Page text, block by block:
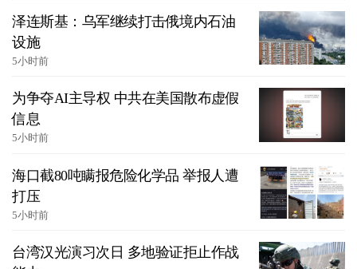
泽连斯基：乌军继续打击俄境内石油
设施
5小时前
为争夺AI主导权 中共在美国散布虚假
信息
5小时前
海口截80吨瞒报危险化学品 举报人遭
打压
5小时前
台湾汉光演习次日 多地验证拒止作战